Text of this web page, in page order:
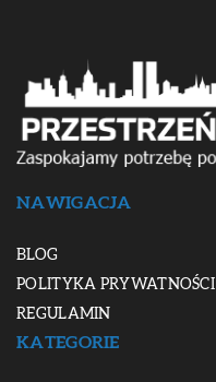
NAWIGACJA
BLOG
POLITYKA PRYWATNOŚCI
REGULAMIN
KATEGORIE